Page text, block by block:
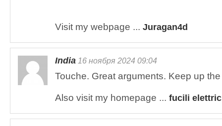
Visit my webpage ... Juragan4d
India 16 ноября 2024 09:04
Touche. Great arguments. Keep up
Also visit my homepage ... fucili